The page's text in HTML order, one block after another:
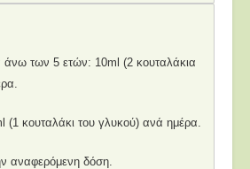
άνω των 5 ετών: 10ml (2 κουταλάκια
(1 κουταλάκι του γλυκού) ανά ημέρα.
αναφερόμενη δόση.